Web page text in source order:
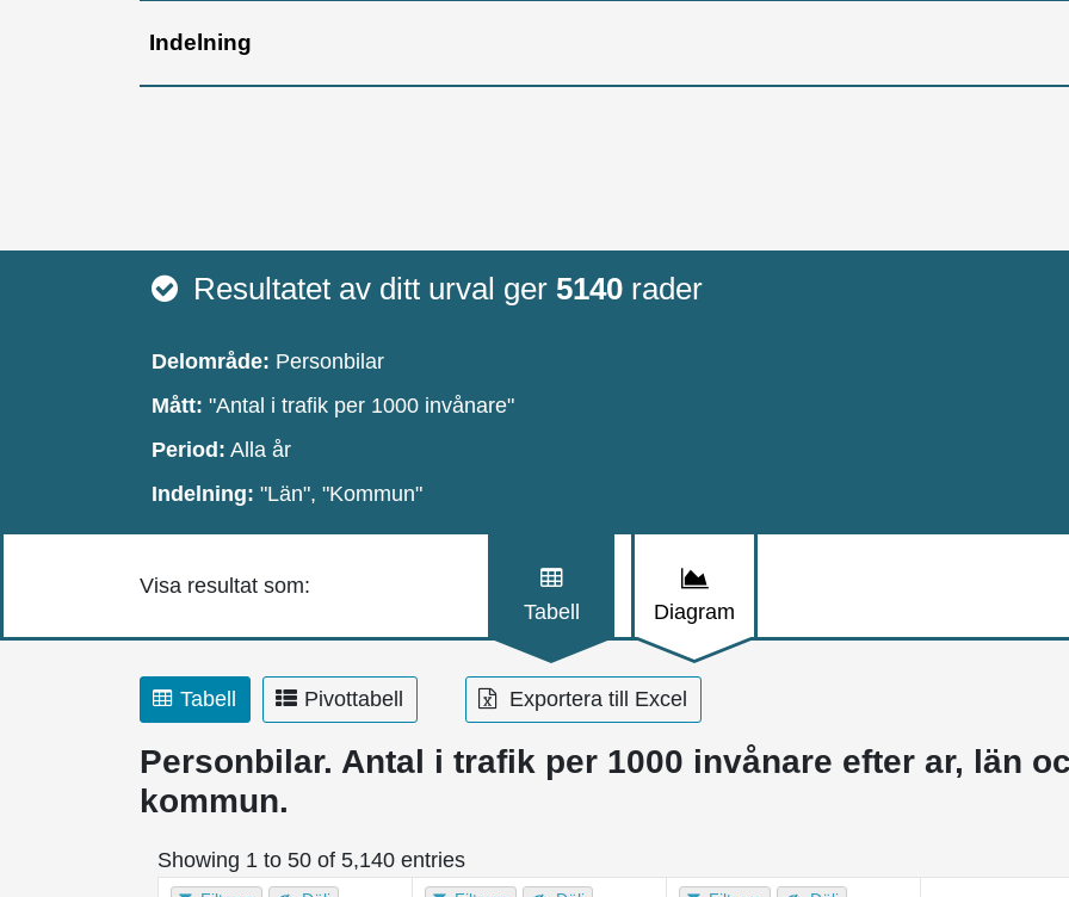
Indelning
Resultatet av ditt urval ger 5140 rader
Delområde: Personbilar
Mått: "Antal i trafik per 1000 invånare"
Period: Alla år
Indelning: "Län", "Kommun"
Visa resultat som:
Tabell
Diagram
Tabell Pivottabell Exportera till Excel
Personbilar. Antal i trafik per 1000 invånare efter ar, län
kommun.
Showing 1 to 50 of 5,140 entries